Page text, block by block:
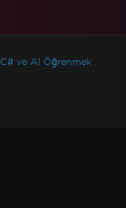
C# ve AI Öğrenmek